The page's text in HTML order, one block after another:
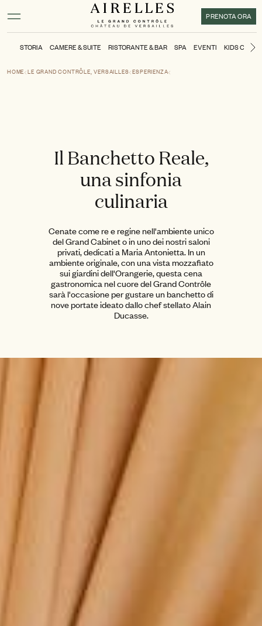
Attivare la modalità ad alto contrasto
PRENOTA ORA
STORIA CAMERE & SUITE RISTORANTE & BAR SPA EVENTI KIDS CLUB
HOME LE GRAND CONTRÔLE, VERSAILLES ESPERIENZA
Il Banchetto Reale,
una sinfonia
culinaria
Cenate come re e regine nell'ambiente unico
del Grand Cabinet o in uno dei nostri saloni
privati, dedicati a Maria Antonietta. In un
ambiente originale, con una vista mozzafiato
sui giardini dell'Orangerie, questa cena
gastronomica nel cuore del Grand Contrôle
sarà l'occasione per gustare un banchetto di
nove portate ideato dallo chef stellato Alain
Ducasse.